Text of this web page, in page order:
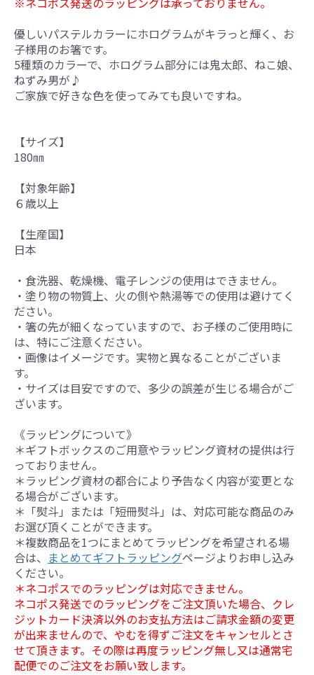
優しいパステルカラーにホログラムがキラっと輝く、お
子様用のお箸です。
5種類のカラーで、ホログラム部分には鬼太郎、ねこ娘、
ねずみ男が♪
ご家族で好きな色を使ってみても良いですね。
【サイズ】
180㎜
【対象年齢】
６歳以上
【生産国】
日本
・食洗器、乾燥機、電子レンジの使用はできません。
・塗り物の物質上、火の側や熱湯等での使用は避けてく
ださい。
・箸の先が細くなっていますので、お子様のご使用時に
は、特にご注意ください。
・画像はイメージです。実物と異なることがございま
す。
・サイズは目安ですので、多少の誤差が生じる場合がご
ざいます。
《ラッピングについて》
＊ギフトボックスのご用意やラッピング資材の提供は行
っておりません。
＊ラッピング資材の都合により予告なく内容が変更とな
る場合がございます。
＊「熨斗」または「短冊熨斗」は、対応可能な商品のみ
お選び頂くことができます。
＊複数商品を1つにまとめてラッピングを希望される場
合は、 まとめてギフトラッピングページよりお申し込み
ください。
＊ネコポスでのラッピングは対応できません。
ネコポス発送でのラッピングをご注文頂いた場合、クレ
ジットカード決済以外のお支払方法はご請求金額の変更
が出来ませんので、やむを得ずご注文をキャンセルとさ
せて頂きます。その際は再度ラッピング無し又は通常宅
配便でのご注文をお願い致します。